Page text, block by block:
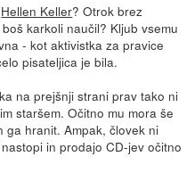
Hellen Keller? Otrok brez
karkoli naučil? Kljub vsemu
- kot aktivistka za pravice
pisateljica je bila.
na prejšnji strani prav tako ni
staršem. Očitno mu mora še
ga hranit. Ampak, človek ni
in prodajo CD-jev očitno